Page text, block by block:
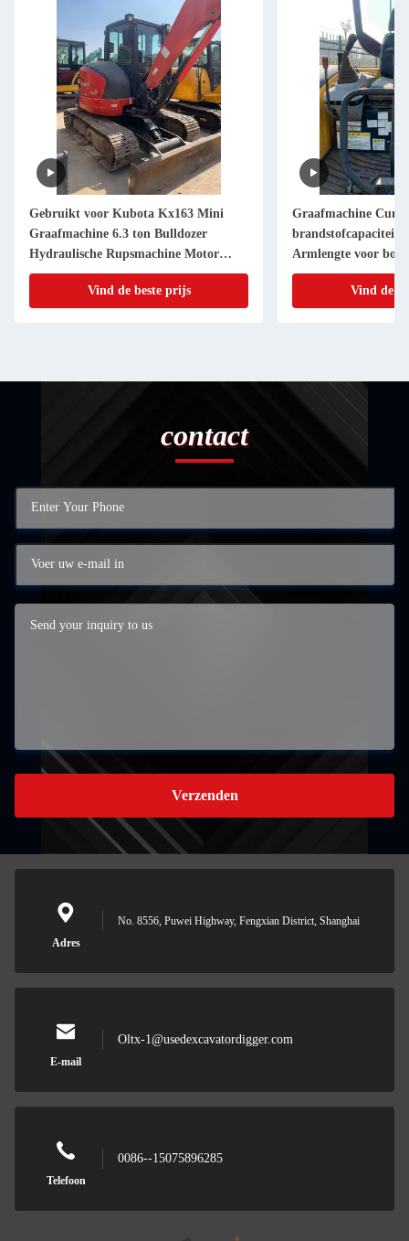
Gebruikt voor Kubota Kx163 Mini
Graafmachine 6.3 ton Bulldozer
Hydraulische Rupsmachine Motor
Japan Gebruikte Kubota Kx163 Mini
GraafmachineVind de beste prijs
Graafmachine
brandstofcapaciteit
Armlengte voor
Vind de
contact
Verzenden
Adres
No. 8556, Puwei Highway, Fengxian District, Shanghai
E-mail
Oltx-1@usedexcavatordigger.com
Telefoon
0086--15075896285